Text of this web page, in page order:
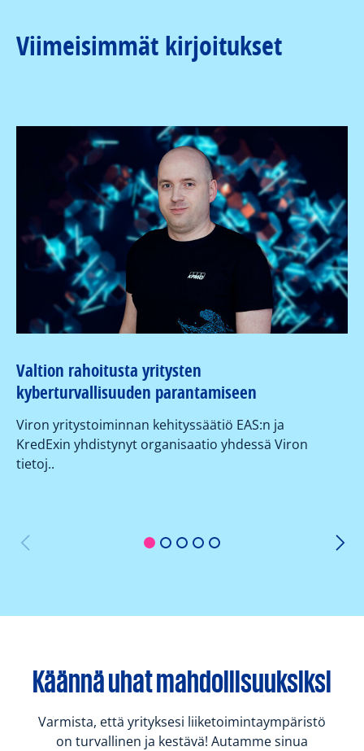
Viimeisimmät kirjoitukset
1 2 3 4 5
Valtion rahoitusta yritysten
kyberturvallisuuden parantamiseen
Viron yritystoiminnan kehityssäätiö EAS:n ja
KredExin yhdistynyt organisaatio yhdessä Viron
tietoj..
Käännä uhat mahdollisuuksiksi
Varmista, että yrityksesi liiketoimintaympäristö
on turvallinen ja kestävä! Autamme sinua